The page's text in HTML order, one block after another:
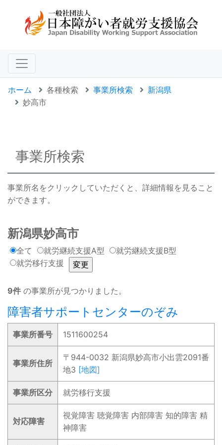
ホーム 各種検索 事業所検索
新潟県
妙高市
事業所検索
事業所名をクリックしていただくと、詳細情報を見ること
ができます。
新潟県妙高市
全て 就労継続支援A型
就労継続支援B型
就労移行支援
9件 の事業所が見つかりました。
障害者サポートセンターのぞみ
事業所番号 1511600254
事業所住所
〒944-0032 新潟県妙高市小出雲2091番
地3 [地図]
事業所区分 就労移行支援
対応障害
視覚障害 聴覚障害 内部障害 知的障害 精
神障害